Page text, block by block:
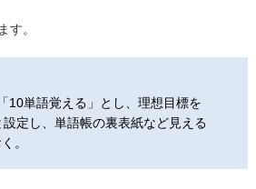
す。
10単語覚える」とし、理想目標を
設定し、単語帳の裏表紙など見える
。